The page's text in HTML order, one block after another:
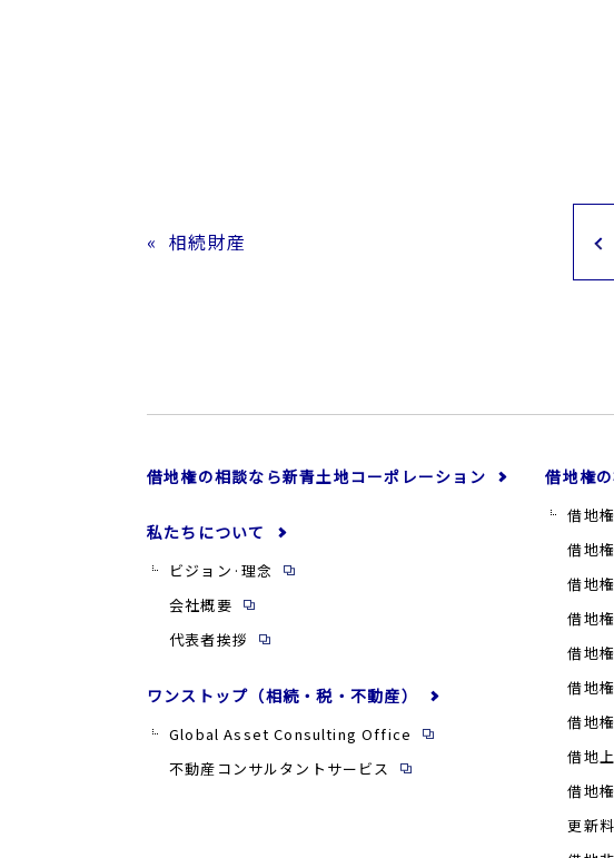
相続財産
借地権の相談なら新青土地コーポレーション
私たちについて
ビジョン·理念
会社概要
代表者挨拶
ワンストップ（相続・税・不動産）
Global Asset Consulting Office
不動産コンサルタントサービス
借地権
借地
借地
借地
借地
借地
借地
借地
借地
借地
更新